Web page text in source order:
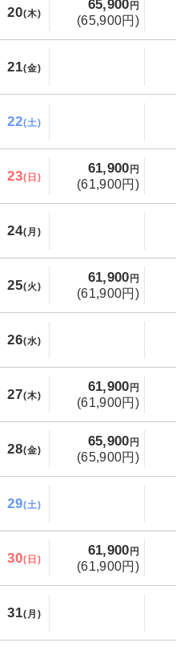
20(木)
65,900 円
(65,900円)
21(金)
22(土)
23(日)
61,900 円
(61,900円)
24(月)
25(火)
61,900 円
(61,900円)
26(水)
27(木)
61,900 円
(61,900円)
28(金)
65,900 円
(65,900円)
29(土)
30(日)
61,900 円
(61,900円)
31(月)